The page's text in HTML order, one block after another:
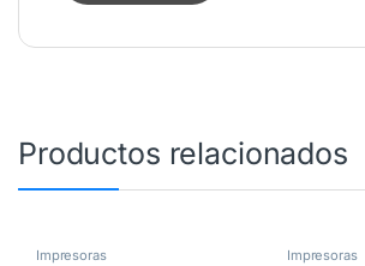
Productos relacionados
Impresoras Impresoras